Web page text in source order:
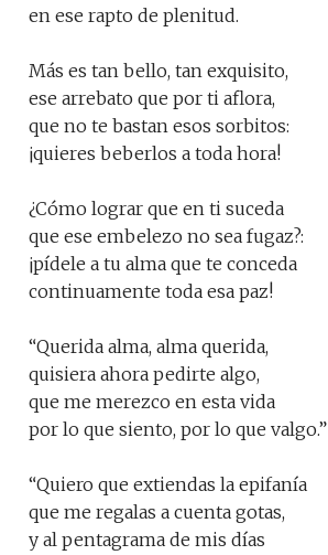
en ese rapto de plenitud.
Más es tan bello, tan exquisito,
ese arrebato que por ti aflora,
que no te bastan esos sorbitos:
¡quieres beberlos a toda hora!
¿Cómo lograr que en ti suceda
que ese embelezo no sea fugaz?:
¡pídele a tu alma que te conceda
continuamente toda esa paz!
“Querida alma, alma querida,
quisiera ahora pedirte algo,
que me merezco en esta vida
por lo que siento, por lo que valgo.”
“Quiero que extiendas la epifanía
que me regalas a cuenta gotas,
y al pentagrama de mis días